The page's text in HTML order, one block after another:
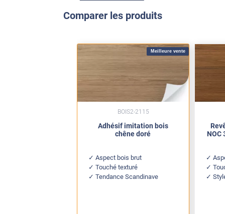
Comparer les produits
Meilleure vente
Adhésif imitation bois
chêne doré
Aspect bois brut
Touché texturé
Tendance Scandinave
BOIS2-2115
NOC